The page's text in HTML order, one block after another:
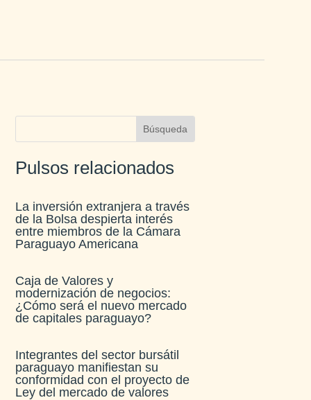
Pulsos relacionados
La inversión extranjera a través
de la Bolsa despierta interés
entre miembros de la Cámara
Paraguayo Americana
Caja de Valores y
modernización de negocios:
¿Cómo será el nuevo mercado
de capitales paraguayo?
Integrantes del sector bursátil
paraguayo manifiestan su
conformidad con el proyecto de
Ley del mercado de valores